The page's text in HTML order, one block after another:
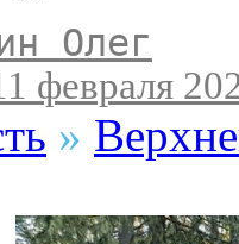
Олег
февраля
»